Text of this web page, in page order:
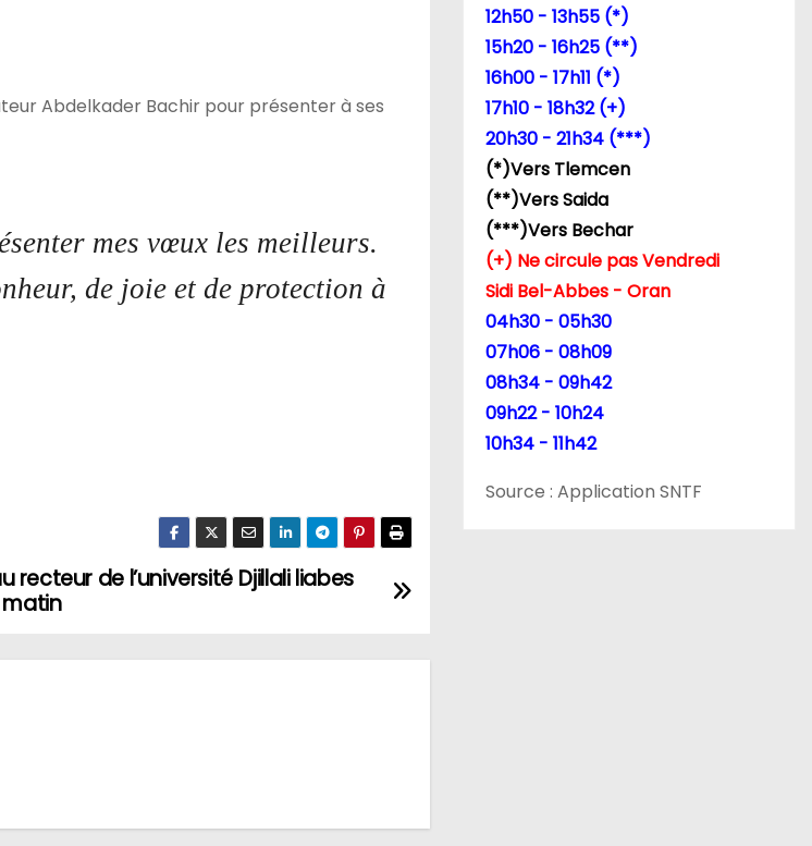
Abdelkader Bachir pour présenter à ses
mes vœux les meilleurs.
de joie et de protection à
recteur de l’université Djillali liabes
12h50 - 13h55 (*)
15h20 - 16h25 (**)
16h00 - 17h11 (*)
17h10 - 18h32 (+)
20h30 - 21h34 (***)
(*)Vers Tlemcen
(**)Vers Saida
(***)Vers Bechar
(+) Ne circule pas Vendredi
Sidi Bel-Abbes - Oran
04h30 - 05h30
07h06 - 08h09
08h34 - 09h42
09h22 - 10h24
10h34 - 11h42
Source : Application SNTF